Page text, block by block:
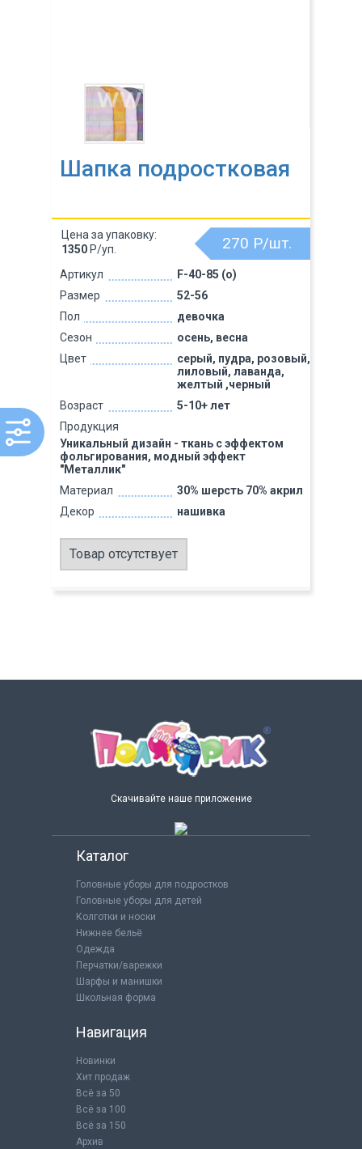
Шапка подростковая
Артикул
F-40-85 (о)
Размер
52-56
Пол
девочка
Сезон
осень, весна
Цвет
серый, пудра, розовый,
лиловый, лаванда,
желтый ,черный
Возраст
5-10+ лет
Продукция
Уникальный дизайн - ткань с эффектом
фольгирования, модный эффект
"Металлик"
Материал
30% шерсть 70% акрил
Декор
нашивка
270 Р/шт.
Цена за упаковку:
1350 Р/уп.
Товар отсутствует
Скачивайте наше приложение
Каталог
Головные уборы для подростков
Головные уборы для детей
Колготки и носки
Нижнее бельё
Одежда
Перчатки/варежки
Шарфы и манишки
Школьная форма
Навигация
Новинки
Хит продаж
Всё за 50
Всё за 100
Всё за 150
Архив